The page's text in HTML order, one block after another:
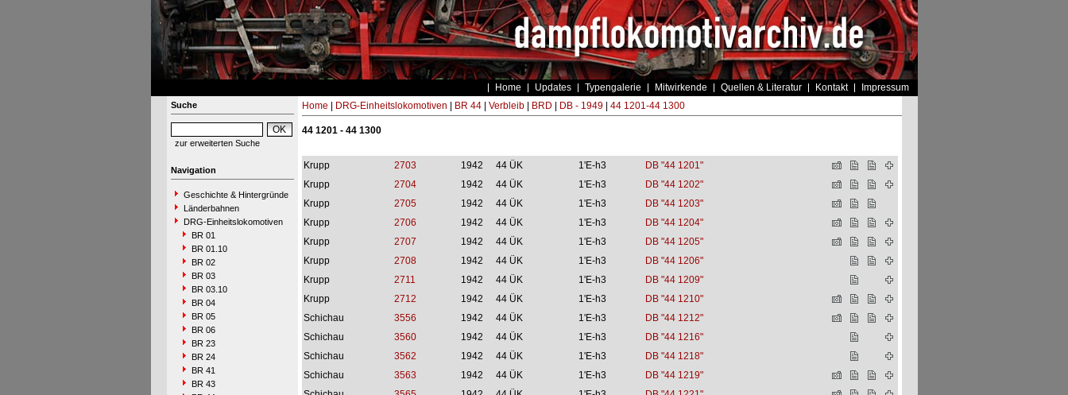
Home Updates Typengalerie Mitwirkende Quellen & Literatur Kontakt Impressum
Suche
zur erweiterten Suche
Navigation
Geschichte & Hintergründe
Länderbahnen
DRG-Einheitslokomotiven
BR 01
BR 01.10
BR 02
BR 03
BR 03.10
BR 04
BR 05
BR 06
BR 23
BR 24
BR 41
BR 43
Home DRG-Einheitslokomotiven BR 44| Verbleib| BRD DB - 1949| 44 1201-44 1300
44 1201 - 44 1300
Krupp 2703 1942 44 ÜK 1'E-h3
DB "44 1201"
Krupp
2704 1942 44 ÜK 1'E-h3
DB "44 1202"
Krupp
2705 1942 44 ÜK 1'E-h3
DB "44 1203"
Krupp
2706 1942 44 ÜK 1'E-h3
DB "44 1204"
Krupp
2707 1942 44 ÜK 1'E-h3
DB "44 1205"
Krupp
2708 1942 44 ÜK 1'E-h3
DB "44 1206"
Krupp
2711 1942 44 ÜK 1'E-h3
DB "44 1209"
Krupp
2712 1942 44 ÜK 1'E-h3
DB "44 1210"
Schichau
3556 1942 44 ÜK 1'E-h3
DB "44 1212"
Schichau
3560 1942 44 ÜK 1'E-h3
DB "44 1216"
Schichau
3562 1942 44 ÜK 1'E-h3
DB "44 1218"
Schichau
3563 1942 44 ÜK 1'E-h3
DB "44 1219"